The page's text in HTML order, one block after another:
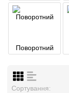
Поворотний
Сортування: